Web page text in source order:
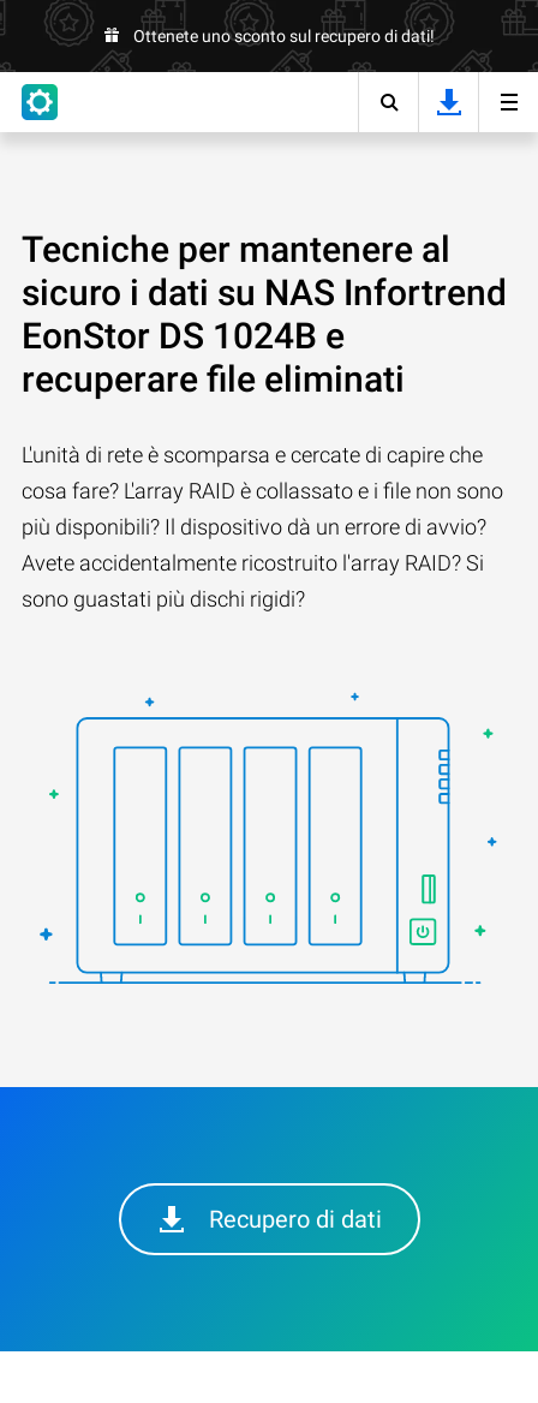
Ottenete uno sconto sul recupero di dati!
Tecniche per mantenere al
sicuro i dati su NAS Infortrend
EonStor DS 1024B e
recuperare file eliminati
L'unità di rete è scomparsa e cercate di capire che
cosa fare? L'array RAID è collassato e i file non sono
più disponibili? Il dispositivo dà un errore di avvio?
Avete accidentalmente ricostruito l'array RAID? Si
sono guastati più dischi rigidi?
Recupero di dati